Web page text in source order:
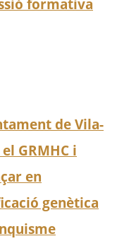
formativa
de Vila-
GRMHC i
en
genètica